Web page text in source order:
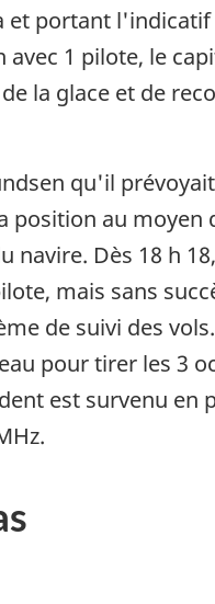
portant
avec 1 pilote, le
la glace et de
qu'il
position au
Dès 18 h
mais sans
de suivi des
pour tirer les 3
est survenu